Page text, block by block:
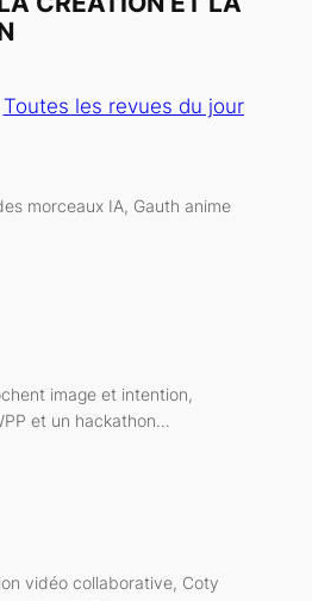
Toutes les revues du jour
morceaux IA, Gauth anime
image et intention,
et un hackathon…
vidéo collaborative, Coty